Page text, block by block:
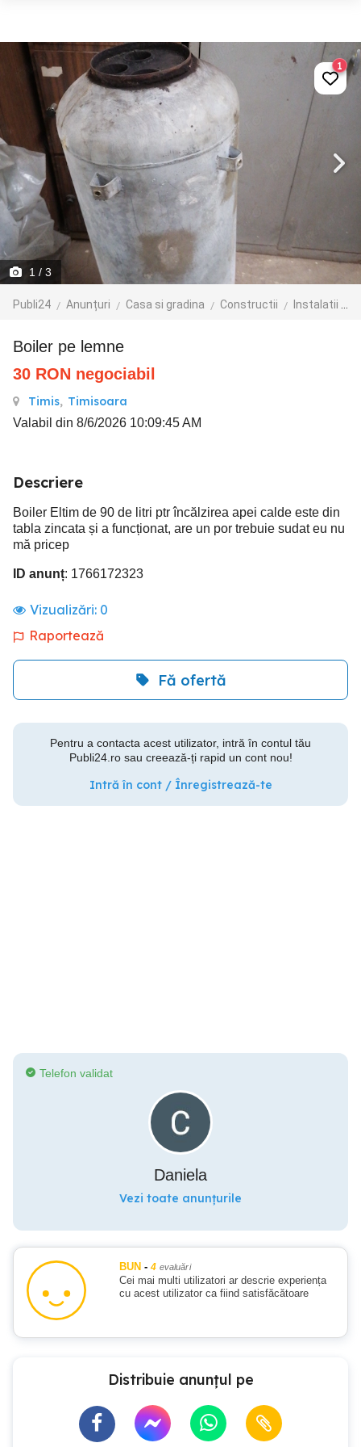
1 / 3
Publi24 Anunțuri Casa si gradina Constructii Instalatii de incalzire
1
Boiler pe lemne
30 RON negociabil
Timis, Timisoara
Valabil din 8/6/2026 10:09:45 AM
Descriere
Boiler Eltim de 90 de litri ptr încălzirea apei calde este din
tabla zincata și a funcționat, are un por trebuie sudat eu nu
mă pricep
ID anunț: 1766172323
Vizualizări: 0
Raportează
Fă ofertă
Pentru a contacta acest utilizator, intră în contul tău
Publi24.ro sau creează-ți rapid un cont nou!
Intră în cont / Înregistrează-te
Telefon validat
Daniela
Vezi toate anunțurile
BUN - 4 evaluări
Cei mai multi utilizatori ar descrie experiența
cu acest utilizator ca fiind satisfăcătoare
Distribuie anunțul pe